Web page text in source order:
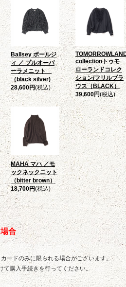
Ballsey ボールジ
ィ ／ プルオーバ
ーラメニット
（black silver)
28,600円(税込)
collectionトゥモ
ローランドコレク
ション/フリルブラ
ウス（BLACK）
39,600円(税込)
MAHA マハ ／モ
ックネックニット
（bitter brown）
18,700円(税込)
合
ードのみに限られる場合がございます。
購入手続きを行ってください。